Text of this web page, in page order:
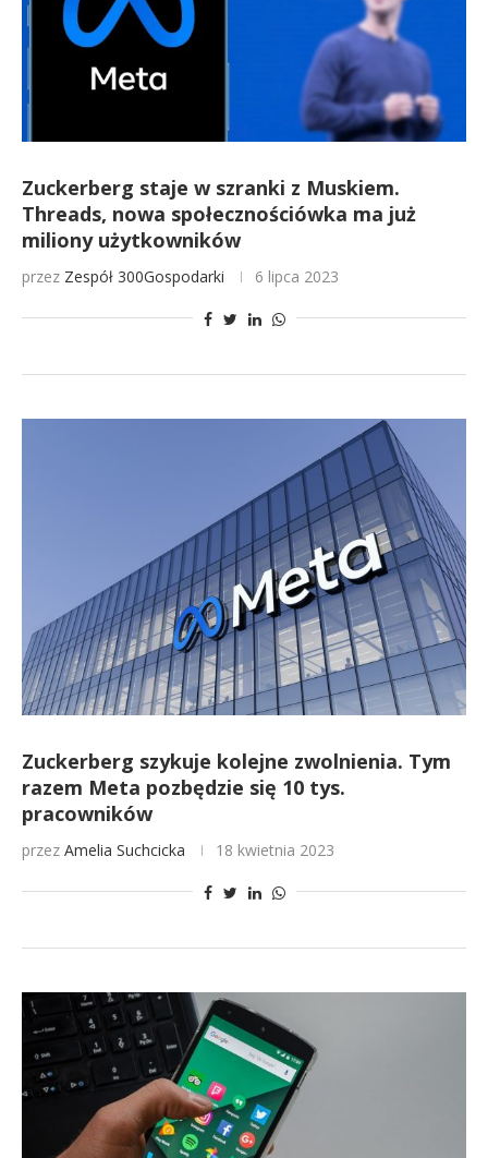
Zuckerberg staje w szranki z Muskiem.
Threads, nowa społecznościówka ma już
miliony użytkowników
przez Zespół 300Gospodarki 6 lipca 2023
Zuckerberg szykuje kolejne zwolnienia. Tym
razem Meta pozbędzie się 10 tys.
pracowników
przez Amelia Suchcicka 18 kwietnia 2023